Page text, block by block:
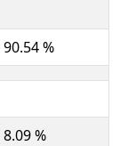
90.54 %
8.09 %